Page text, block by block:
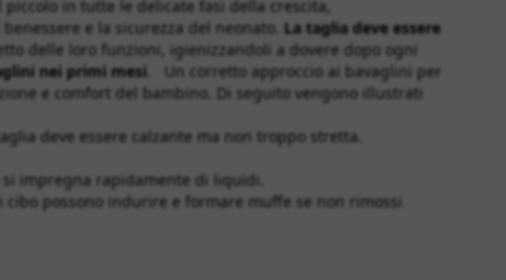
in tutte le delicate fasi della crescita,
e la sicurezza del neonato. La taglia deve essere
delle loro funzioni, igienizzandoli a dovere dopo ogni
nei primi mesi . Un corretto approccio ai bavaglini per
e comfort del bambino. Di seguito vengono illustrati
taglia deve essere calzante ma non troppo stretta.
impregna rapidamente di liquidi.
possono indurire e formare muffe se non rimossi